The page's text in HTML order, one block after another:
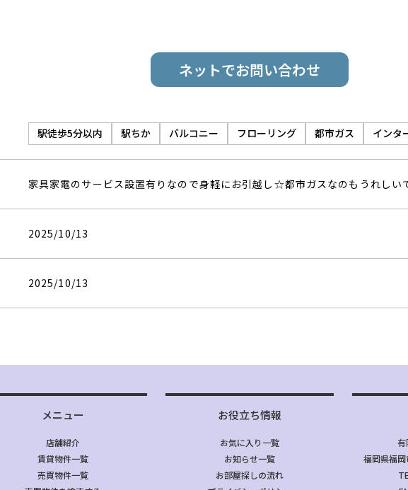
ネットでお問い合わせ
駅徒歩5分以内 駅ちか バルコニー フローリング 都市ガス インタ
家具家電のサービス設置有りなので身軽にお引越し☆都市ガスなのもうれし
2025/10/13
2025/10/13
メニュー
店舗紹介
賃貸物件一覧
売買物件一覧
お役立ち情報
お気に入り一覧
お知らせ一覧
お部屋探しの流れ
福岡県福